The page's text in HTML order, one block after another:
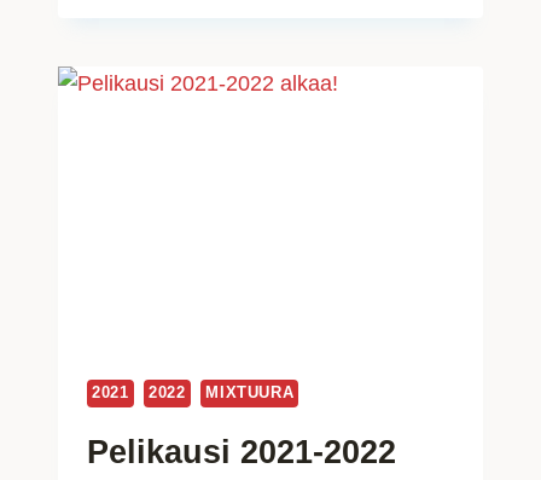
TOUKOKUUSSA
2021 2022 MIXTUURA
Pelikausi 2021-2022